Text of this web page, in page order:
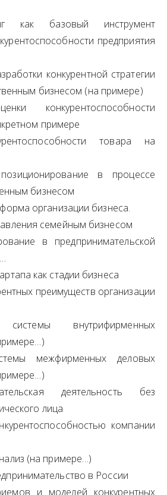
как базовый инструмент
предприятия
конкурентной стратегии
бизнесом (на примере)
конкурентоспособности
примере
товара на
в процессе
бизнесом
организации бизнеса.
семейным бизнесом
в предпринимательской
как стадии бизнеса
преимуществ организации
внутрифирменных
межфирменных деловых
деятельность без
лица
компании
(на примере…)
в России
и моделей конкурентных